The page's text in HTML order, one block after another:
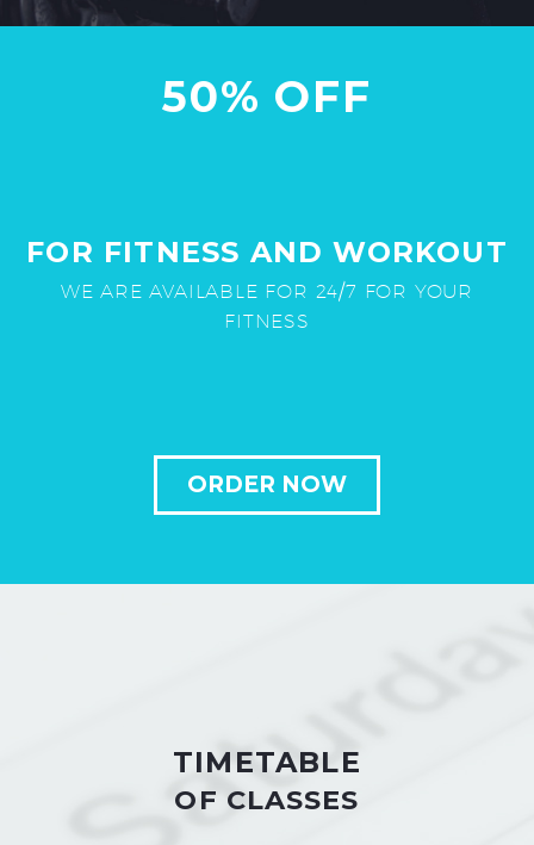
50% OFF
FOR FITNESS AND WORKOUT
WE ARE AVAILABLE FOR 24/7 FOR YOUR
FITNESS
ORDER NOW
TIMETABLE
OF CLASSES